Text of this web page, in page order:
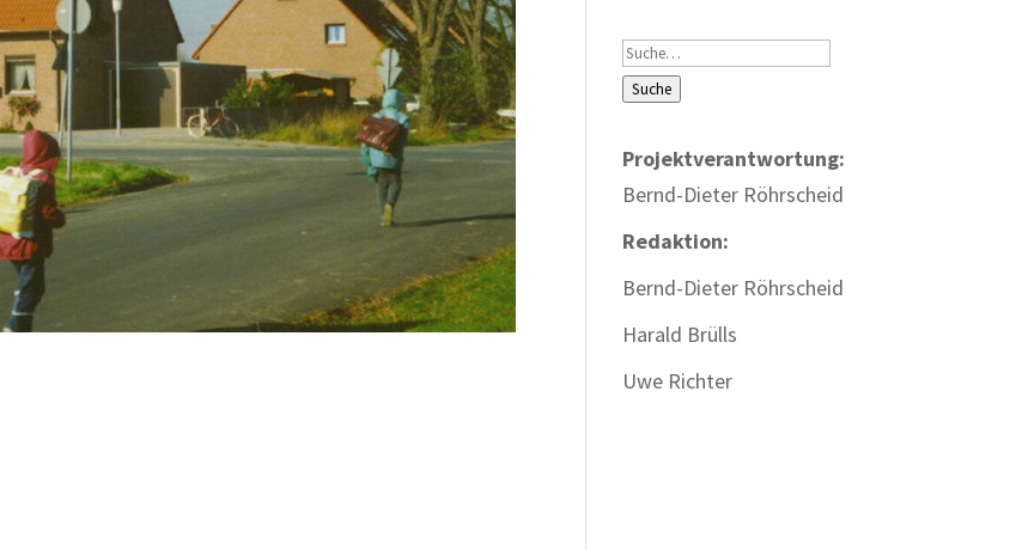
Suche
Suche
Projektverantwortung:
Bernd-Dieter Röhrscheid
Redaktion:
Bernd-Dieter Röhrscheid
Harald Brülls
Uwe Richter